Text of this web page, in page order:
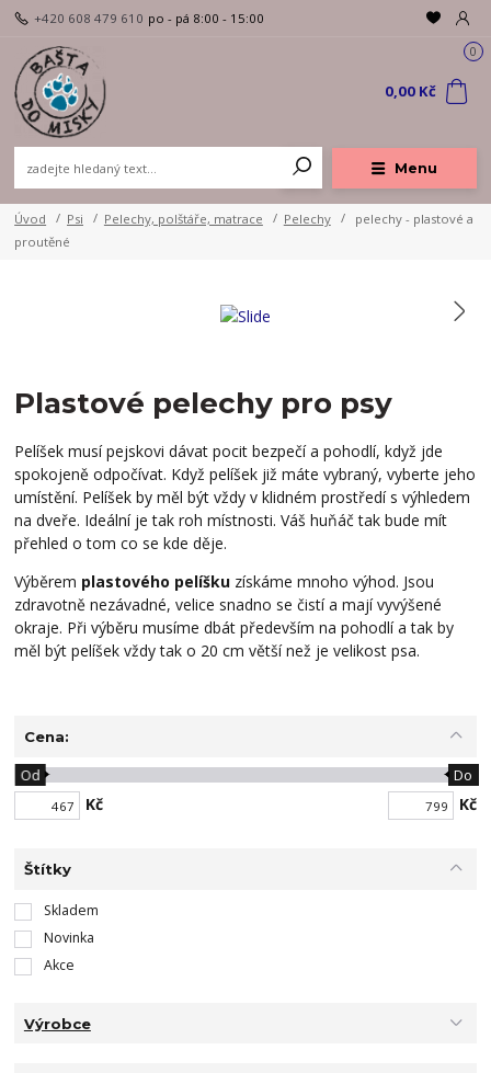
Menu
+420 608 479 610 po - pá 8:00 - 15:00
0
0,00 Kč
Úvod Psi Pelechy, polštáře, matrace Pelechy
pelechy - plastové a
proutěné
Plastové pelechy pro psy
Pelíšek musí pejskovi dávat pocit bezpečí a pohodlí, když jde
spokojeně odpočívat. Když pelíšek již máte vybraný, vyberte jeho
umístění. Pelíšek by měl být vždy v klidném prostředí s výhledem
na dveře. Ideální je tak roh místnosti. Váš huňáč tak bude mít
přehled o tom co se kde děje.
Výběrem plastového pelíšku získáme mnoho výhod. Jsou
zdravotně nezávadné, velice snadno se čistí a mají vyvýšené
okraje. Při výběru musíme dbát především na pohodlí a tak by
měl být pelíšek vždy tak o 20 cm větší než je velikost psa.
Cena:
Kč
Od Do
Kč
Štítky
Skladem
Novinka
Akce
Výrobce